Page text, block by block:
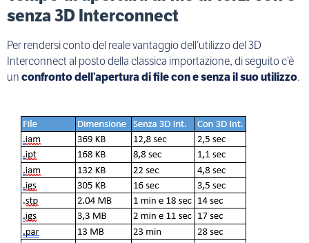
senza 3D Interconnect
Per rendersi conto del reale vantaggio dell’utilizzo del 3D
Interconnect al posto della classica importazione, di seguito c’è
unconfronto dell’apertura di file con e senza il suo utilizzo.